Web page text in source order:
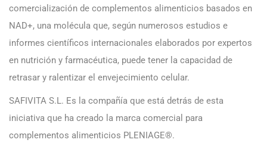
comercialización de complementos alimenticios basados en
NAD+, una molécula que, según numerosos estudios e
informes científicos internacionales elaborados por expertos
en nutrición y farmacéutica, puede tener la capacidad de
retrasar y ralentizar el envejecimiento celular.
SAFIVITA S.L. Es la compañía que está detrás de esta
iniciativa que ha creado la marca comercial para
complementos alimenticios PLENIAGE®.